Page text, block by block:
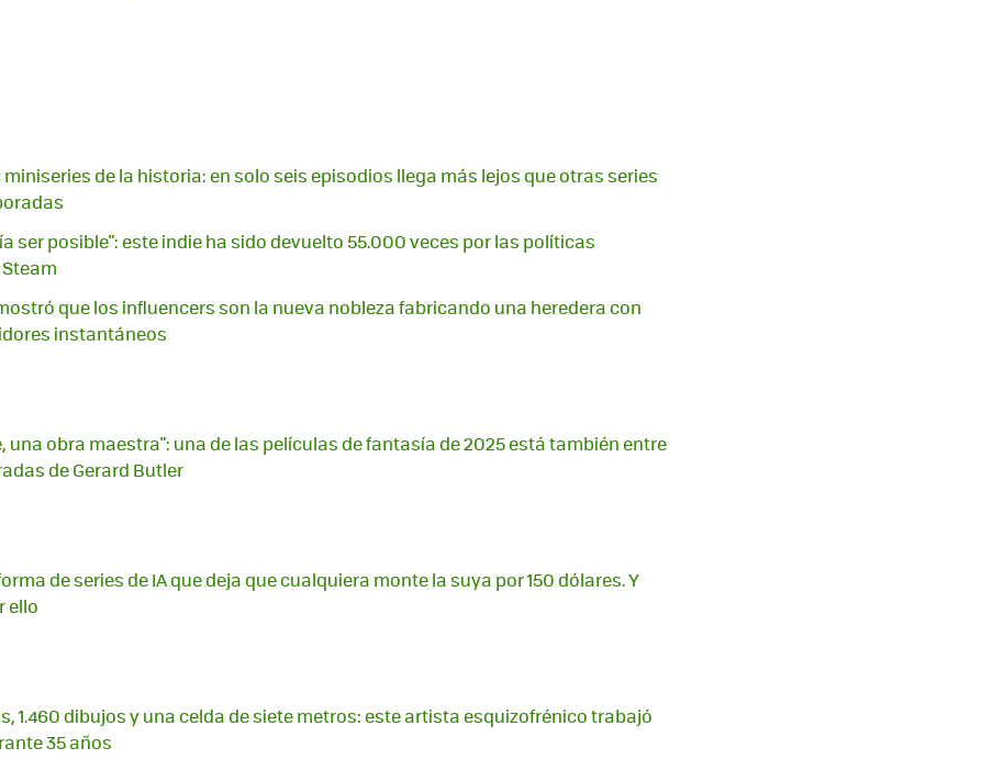
miniseries de la historia: en solo seis episodios llega más lejos que otras series
ser posible": este indie ha sido devuelto 55.000 veces por las políticas
que los influencers son la nueva nobleza fabricando una heredera con
instantáneos
una obra maestra": una de las películas de fantasía de 2025 está también entre
de Gerard Butler
de series de IA que deja que cualquiera monte la suya por 150 dólares. Y
ello
1.460 dibujos y una celda de siete metros: este artista esquizofrénico trabajó
35 años